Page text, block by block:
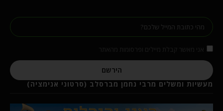
הירשם
מעשיות ומשלים מרבי נחמן מברסלב (סרטוני אנימציה)